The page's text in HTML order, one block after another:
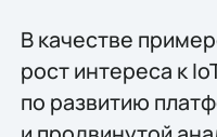
В качестве
рост интереса к
по развитию